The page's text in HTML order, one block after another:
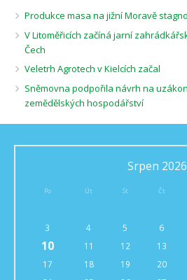
Produkce masa na jižní Moravě
V Litoměřicích začíná jarní
Čech
Veletrh Agrotech v Kielcích začal
Sněmovna podpořila návrh na
zemědělských hospodářství
Srpen 2026
Po Út St Čt
3
4 5 6
10 11 12 13
17
18 19 20